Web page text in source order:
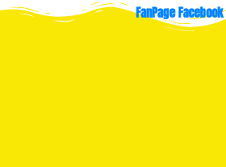
FanPage Facebook